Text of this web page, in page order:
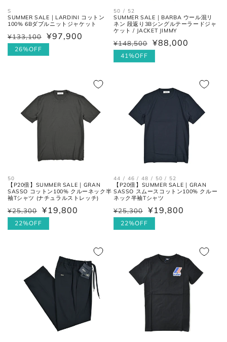
S
SUMMER SALE｜LARDINI コットン
100% 6Bダブルニットジャケット
通
常
¥133,100
セ
ー
¥97,900
26%OFF
50 / 52
SUMMER SALE｜BARBA ウール混リ
ネン 段返り3Bシングルテーラードジャ
ケット / JACKET JIMMY
通
常
¥148,500
セ
ー
¥88,000
41%OFF
50
【P20倍】SUMMER SALE｜GRAN
SASSO コットン100% クルーネック半
袖Tシャツ (ナチュラルストレッチ)
通
常
¥25,300
セ
ー
¥19,800
22%OFF
44 / 46 / 48 / 50 / 52
【P20倍】SUMMER SALE｜GRAN
SASSO スムースコットン100% クルー
ネック半袖Tシャツ
通
常
¥25,300
セ
ー
¥19,800
22%OFF
加え端と端を結んだ長さ×2。
フロントの上端から股下の縫い目
の交点。
股下の縫い目の交点から、内側の
シームに沿った裾までの長さ。
(ワタリ
幅)
股下の縫い目の交点から、5cm裾
方向へ下がった位置の端と端を結
んだ長さ。
裾の端と端を結んだ長さ。
ネクタイ
大剣と小剣の先端を結んだ長さ。